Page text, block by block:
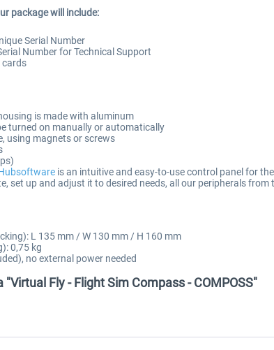
package will include:
Serial Number
Number for Technical Support
cards
is made with aluminum
turned on manually or automatically
using magnets or screws
is an intuitive and easy-to-use control panel for
set up and adjust it to desired needs, all our peripherals from
L 135 mm / W 130 mm / H 160 mm
0,75 kg
no external power needed
Fly - Flight Sim Compass - COMPOSS"